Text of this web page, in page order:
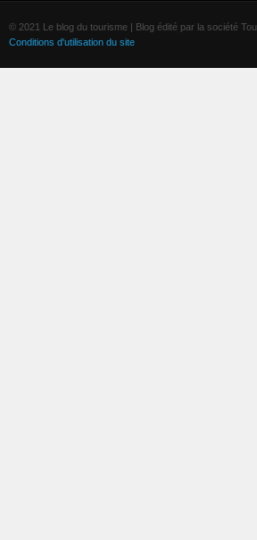
© 2021 Le blog du tourisme | Blog édité par la société
Conditions d'utilisation du site